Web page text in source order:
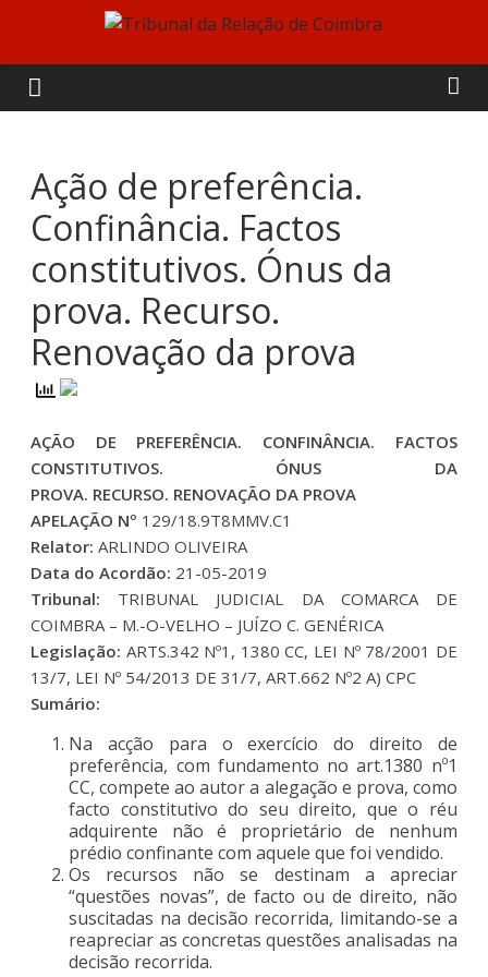
content
Tribunal
da
Relação
de
Coimbra
Ação de preferência.
Confinância. Factos
constitutivos. Ónus da
prova. Recurso.
Renovação da prova
AÇÃO DE PREFERÊNCIA. CONFINÂNCIA. FACTOS
CONSTITUTIVOS. ÓNUS DA
PROVA. RECURSO. RENOVAÇÃO DA PROVA
APELAÇÃO Nº 129/18.9T8MMV.C1
Relator:ARLINDO OLIVEIRA
Data do Acordão: 21-05-2019
Tribunal: TRIBUNAL JUDICIAL DA COMARCA DE
COIMBRA – M.-O-VELHO – JUÍZO C. GENÉRICA
Legislação: ARTS.342 Nº1, 1380 CC, LEI Nº 78/2001 DE
13/7, LEI Nº 54/2013 DE 31/7, ART.662 Nº2 A) CPC
Sumário:
Na acção para o exercício do direito de
preferência, com fundamento no art.1380 nº1
CC, compete ao autor a alegação e prova, como
facto constitutivo do seu direito, que o réu
adquirente não é proprietário de nenhum
prédio confinante com aquele que foi vendido.
Os recursos não se destinam a apreciar
“questões novas”, de facto ou de direito, não
suscitadas na decisão recorrida, limitando-se a
reapreciar as concretas questões analisadas na
decisão recorrida.